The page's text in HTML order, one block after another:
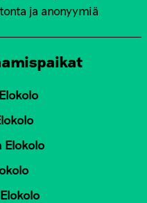
ja anonyymiä
Elokolo